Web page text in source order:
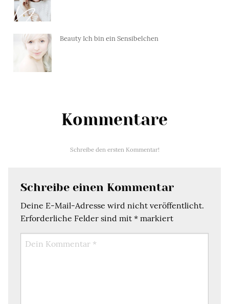
Beauty Ich bin ein Sensibelchen
Kommentare
Schreibe den ersten Kommentar!
Schreibe einen Kommentar
Deine E-Mail-Adresse wird nicht veröffentlicht.
Erforderliche Felder sind mit * markiert